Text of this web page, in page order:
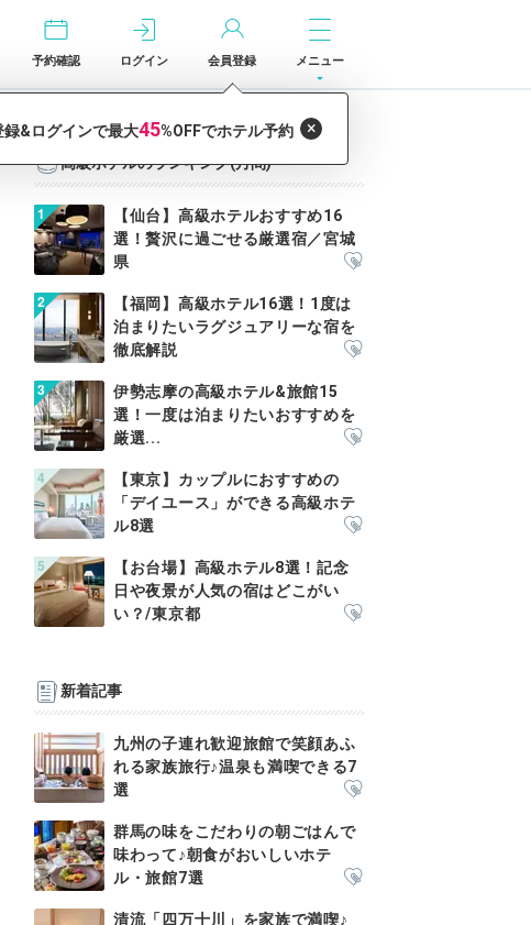
予約確認 ログイン 会員登録 メニュー
高級ホテルのランキング(月間)
【仙台】高級ホテルおすすめ16
選！贅沢に過ごせる厳選宿／宮城
県
【福岡】高級ホテル16選！1度は
泊まりたいラグジュアリーな宿を
徹底解説
伊勢志摩の高級ホテル&旅館15
選！一度は泊まりたいおすすめを
厳選...
【東京】カップルにおすすめの
「デイユース」ができる高級ホテ
ル8選
【お台場】高級ホテル8選！記念
日や夜景が人気の宿はどこがい
い？/東京都
新着記事
九州の子連れ歓迎旅館で笑顔あふ
れる家族旅行♪温泉も満喫できる7
選
群馬の味をこだわりの朝ごはんで
味わって♪朝食がおいしいホテ
ル・旅館7選
清流「四万十川」を家族で満喫♪